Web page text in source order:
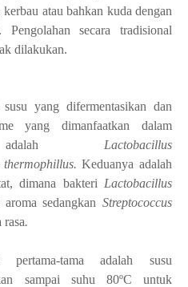
atau bahkan kuda dengan
Pengolahan secara tradisional
dilakukan.
yang difermentasikan dan
yang dimanfaatkan dalam
adalah
Lactobacillus
thermophillus. Keduanya adalah
dimana bakteri Lactobacillus
aroma sedangkanStreptococcus
rasa.
pertama-tama adalah susu
sampai suhu 80ºC untuk